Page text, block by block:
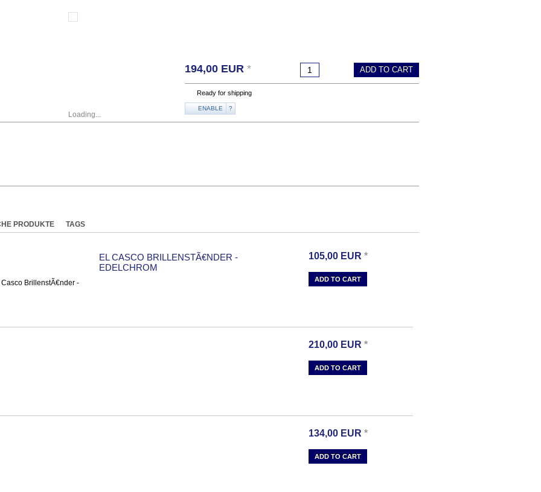
Loading...
194,00 EUR * ADD TO CART
Ready for shipping
ENABLE ?
PRODUKTE TAGS
EL CASCO BRILLENSTÃ€NDER -
EDELCHROM
105,00 EUR *
ADD TO CART
210,00 EUR *
ADD TO CART
134,00 EUR *
ADD TO CART